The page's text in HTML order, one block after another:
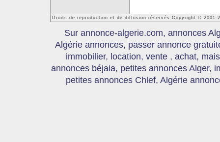
Droits de reproduction et de diffusion réservés Copyright © 2001-
Sur annonce-algerie.com, annonces
Algérie annonces, passer annonce
immobilier, location, vente , achat,
annonces béjaia, petites annonces Alger,
petites annonces Chlef, Algérie